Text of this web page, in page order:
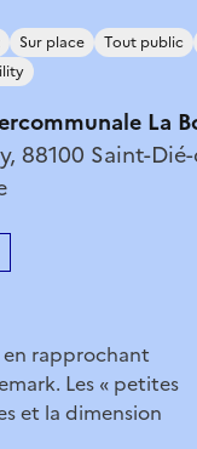
Sur place Tout public
La
88100 Saint-
en rapprochant
Les « petites
et la dimension